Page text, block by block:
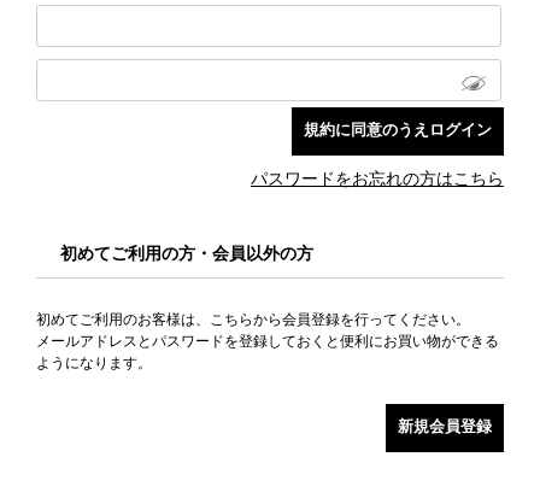
パスワードをお忘れの方はこちら
初めてご利用の方・会員以外の方
初めてご利用のお客様は、こちらから会員登録を行ってください。
メールアドレスとパスワードを登録しておくと便利にお買い物ができる
ようになります。